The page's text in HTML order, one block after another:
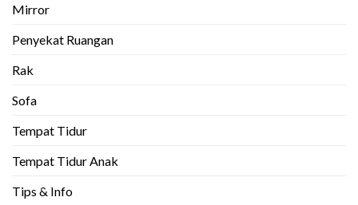
Mirror
Penyekat Ruangan
Rak
Sofa
Tempat Tidur
Tempat Tidur Anak
Tips & Info